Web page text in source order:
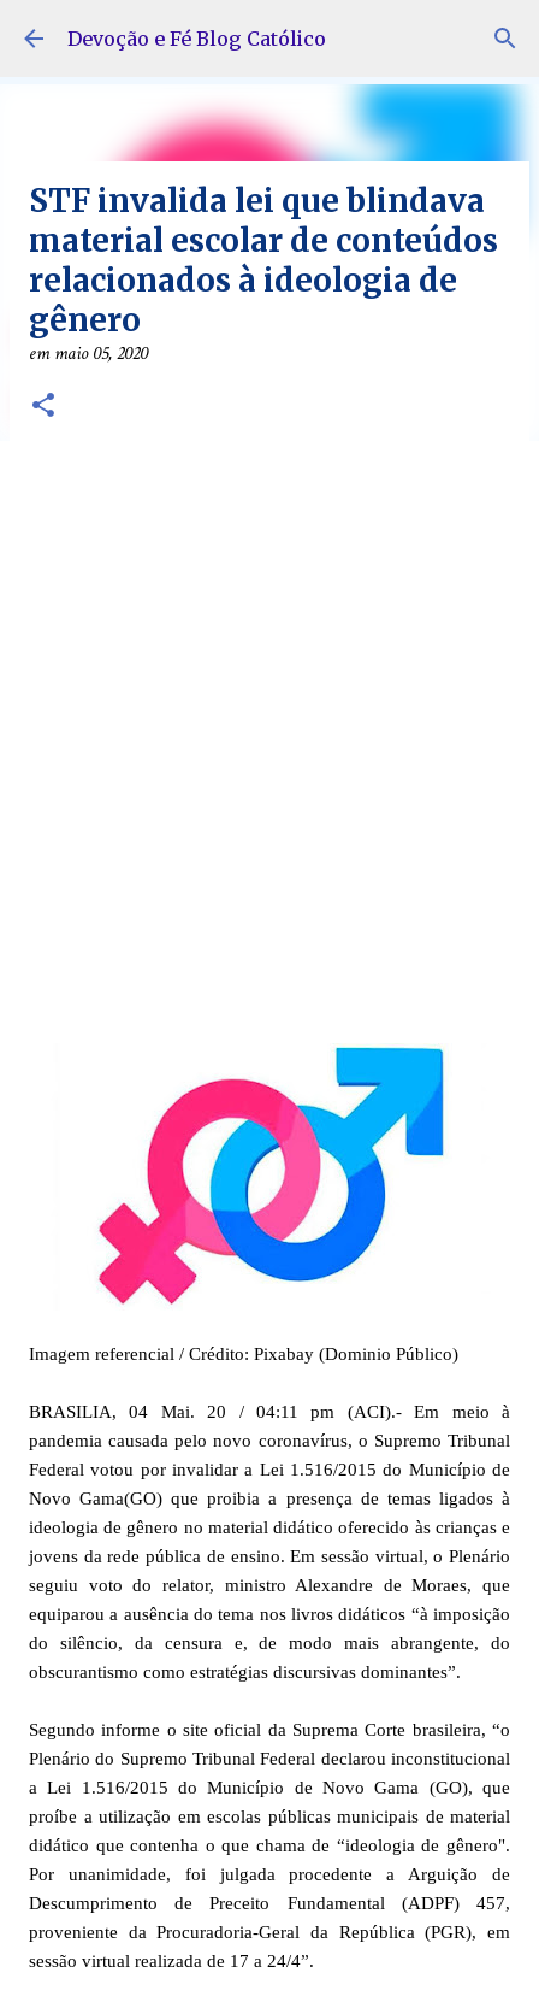
Pular para o conteúdo principal
Devoção e Fé Blog Católico
STF invalida lei que blindava
material escolar de conteúdos
relacionados à ideologia de
gênero
emmaio 05, 2020
Imagem referencial / Crédito: Pixabay (Dominio Público)
BRASILIA, 04 Mai. 20 / 04:11 pm (ACI).- Em meio à
pandemia causada pelo novo coronavírus, o Supremo Tribunal
Federal votou por invalidar a Lei 1.516/2015 do Município de
Novo Gama(GO) que proibia a presença de temas ligados à
ideologia de gênero no material didático oferecido às crianças e
jovens da rede pública de ensino. Em sessão virtual, o Plenário
seguiu voto do relator, ministro Alexandre de Moraes, que
equiparou a ausência do tema nos livros didáticos “à imposição
do silêncio, da censura e, de modo mais abrangente, do
obscurantismo como estratégias discursivas dominantes”.
Segundo informe o site oficial da Suprema Corte brasileira, “o
Plenário do Supremo Tribunal Federal declarou inconstitucional
a Lei 1.516/2015 do Município de Novo Gama (GO), que
proíbe a utilização em escolas públicas municipais de material
didático que contenha o que chama de “ideologia de gênero".
Por unanimidade, foi julgada procedente a Arguição de
Descumprimento de Preceito Fundamental (ADPF) 457,
proveniente da Procuradoria-Geral da República (PGR), em
sessão virtual realizada de 17 a 24/4”.